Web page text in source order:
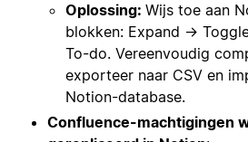
Oplossing: Wijs toe aan
blokken: Expand →
To-do. Vereenvoudig
exporteer naar CSV en
Notion-database.
Confluence-machtigingen